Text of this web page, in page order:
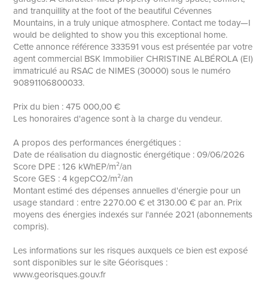
and tranquillity at the foot of the beautiful Cévennes
Mountains, in a truly unique atmosphere. Contact me today—I
would be delighted to show you this exceptional home.
Cette annonce référence 333591 vous est présentée par votre
agent commercial BSK Immobilier CHRISTINE ALBÉROLA (EI)
immatriculé au RSAC de NIMES (30000) sous le numéro
90891106800033.
Prix du bien : 475 000,00 €
Les honoraires d'agence sont à la charge du vendeur.
A propos des performances énergétiques :
Date de réalisation du diagnostic énergétique : 09/06/2026
Score DPE : 126 kWhEP/m²/an
Score GES : 4 kgepCO2/m²/an
Montant estimé des dépenses annuelles d'énergie pour un
usage standard : entre 2270.00 € et 3130.00 € par an. Prix
moyens des énergies indexés sur l'année 2021 (abonnements
compris).
Les informations sur les risques auxquels ce bien est exposé
sont disponibles sur le site Géorisques :
www.georisques.gouv.fr